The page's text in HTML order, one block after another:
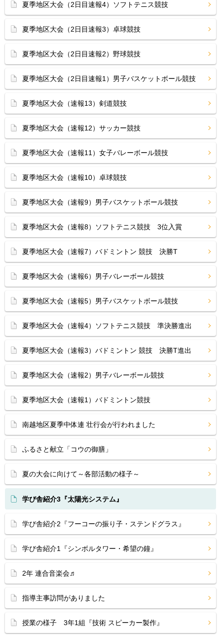
夏季地区大会（2日目速報4）ソフトテニス競技
夏季地区大会（2日目速報3）卓球競技
夏季地区大会（2日目速報2）野球競技
夏季地区大会（2日目速報1）男子バスケットボール競技
夏季地区大会（速報13）剣道競技
夏季地区大会（速報12）サッカー競技
夏季地区大会（速報11）女子バレーボール競技
夏季地区大会（速報10）卓球競技
夏季地区大会（速報9）男子バスケットボール競技
夏季地区大会（速報8）ソフトテニス競技 3位入賞
夏季地区大会（速報7）バドミントン 競技 決勝T
夏季地区大会（速報6）男子バレーボール競技
夏季地区大会（速報5）男子バスケットボール競技
夏季地区大会（速報4）ソフトテニス競技 準決勝進出
夏季地区大会（速報3）バドミントン 競技 決勝T進出
夏季地区大会（速報2）男子バレーボール競技
夏季地区大会（速報1）バドミントン競技
南越地区夏季中体連 壮行会が行われました
ふるさと献立「コウの御膳」
夏の大会に向けて～各部活動の様子～
学び舎紹介3『太陽光システム』
学び舎紹介2『フーコーの振り子・ステンドグラス』
学び舎紹介1『シンボルタワー・希望の鐘』
2年 連合音楽会♬
指導主事訪問がありました
授業の様子 3年1組『技術 スピーカー製作』